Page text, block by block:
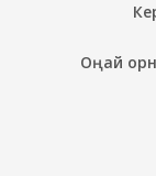
Оңай